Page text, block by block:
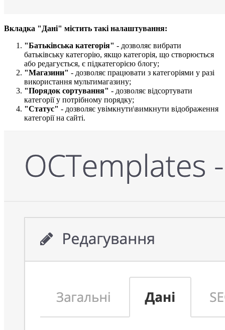
Вкладка "Дані" містить такі налаштування:​
"Батьківська категорія​" - дозволяє вибрати
батьківську категорію, якщо категорія, що створюється
або редагується, є підкатегорією блогу;
"Магазини" - дозволяє працювати з категоріями у разі
використання мультимагазину;
"Порядок сортування" - дозволяє відсортувати
категорії у потрібному порядку;
"Статус" - дозволяє увімкнути\вимкнути відображення
категорії на сайті.